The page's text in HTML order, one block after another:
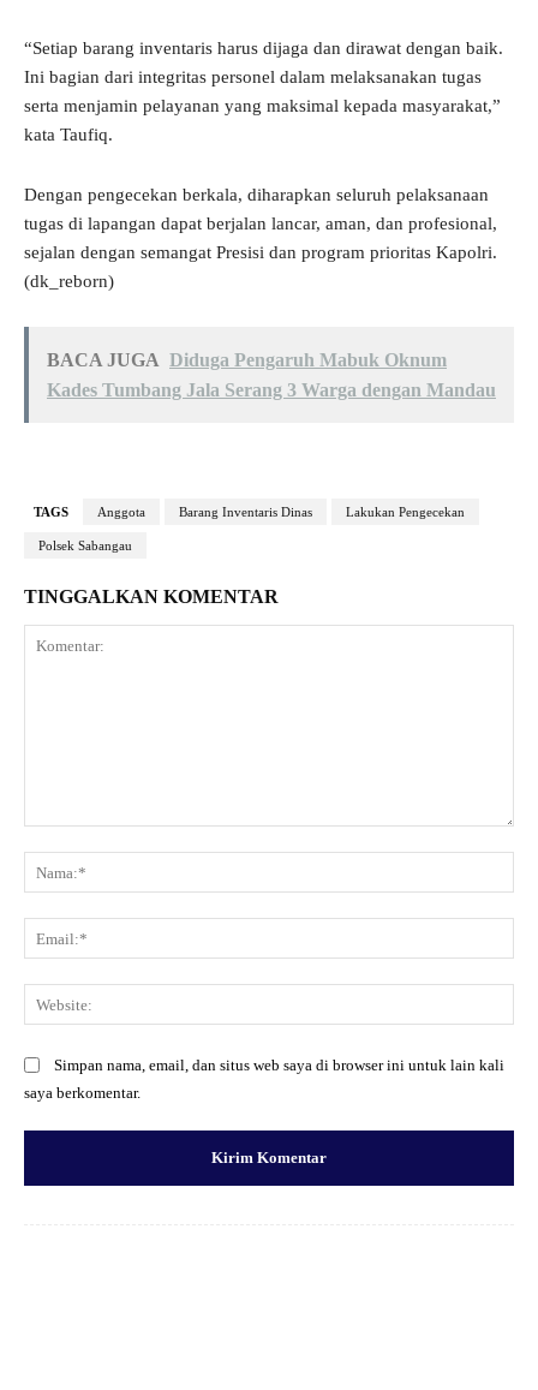
“Setiap barang inventaris harus dijaga dan dirawat dengan baik.
Ini bagian dari integritas personel dalam melaksanakan tugas
serta menjamin pelayanan yang maksimal kepada masyarakat,”
kata Taufiq.
Dengan pengecekan berkala, diharapkan seluruh pelaksanaan
tugas di lapangan dapat berjalan lancar, aman, dan profesional,
sejalan dengan semangat Presisi dan program prioritas Kapolri.
(dk_reborn)
BACA JUGA Diduga Pengaruh Mabuk Oknum
Kades Tumbang Jala Serang 3 Warga dengan Mandau
TAGS Anggota Barang Inventaris Dinas Lakukan Pengecekan
Polsek Sabangau
TINGGALKAN KOMENTAR
Simpan nama, email, dan situs web saya di browser ini untuk lain kali
saya berkomentar.